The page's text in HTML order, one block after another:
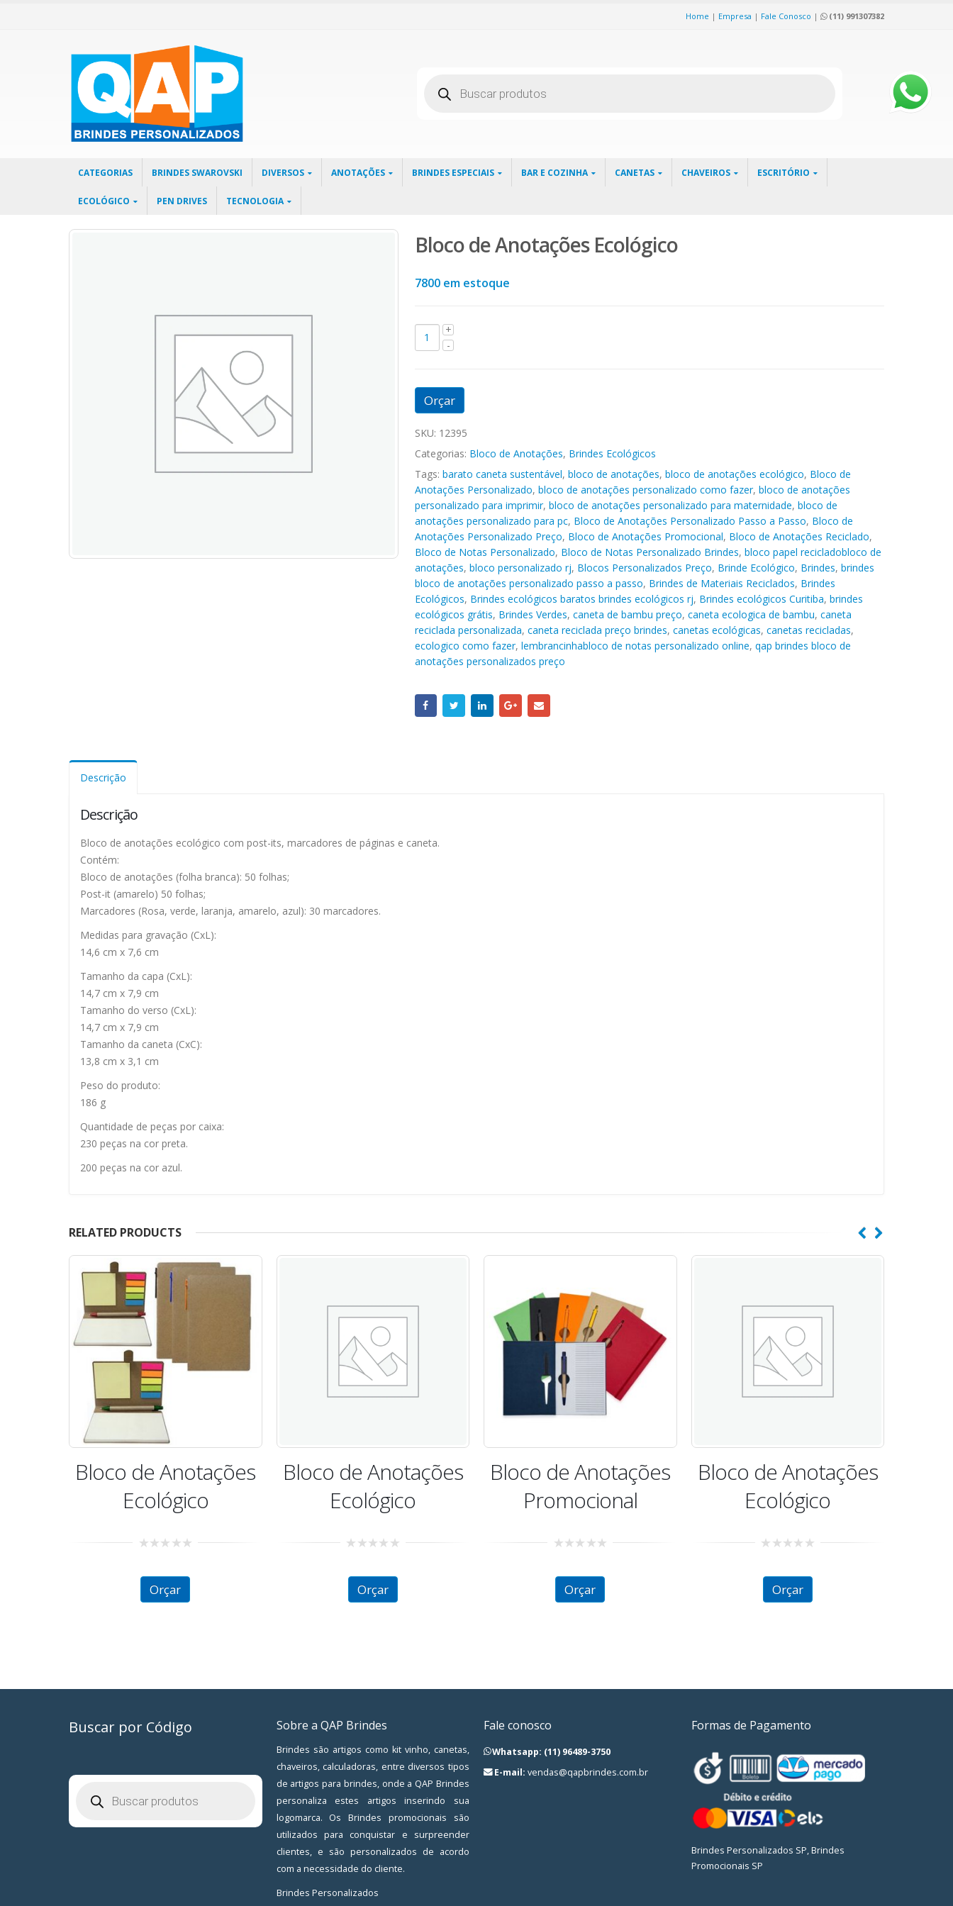
Home | Empresa | Fale Conosco | (11) 991307382
produtos
CATEGORIAS BRINDES SWAROVSKI DIVERSOS ANOTAÇÕES BRINDES ESPECIAIS BAR E COZINHA CANETAS CHAVEIROS ESCRITÓRIO
ECOLÓGICO PEN DRIVES TECNOLOGIA
Bloco de Anotações Ecológico
7800 em estoque
Orçar
SKU: 12395
Categorias: Bloco de Anotações, Brindes Ecológicos
Tags: barato caneta sustentável, bloco de anotações, bloco de anotações ecológico, Bloco de
Anotações Personalizado, bloco de anotações personalizado como fazer, bloco de anotações
personalizado para imprimir, bloco de anotações personalizado para maternidade, bloco de
anotações personalizado para pc, Bloco de Anotações Personalizado Passo a Passo, Bloco de
Anotações Personalizado Preço, Bloco de Anotações Promocional, Bloco de Anotações Reciclado,
Bloco de Notas Personalizado, Bloco de Notas Personalizado Brindes, bloco papel recicladobloco de
anotações, bloco personalizado rj, Blocos Personalizados Preço, Brinde Ecológico, Brindes, brindes
bloco de anotações personalizado passo a passo, Brindes de Materiais Reciclados, Brindes
Ecológicos, Brindes ecológicos baratos brindes ecológicos rj, Brindes ecológicos Curitiba, brindes
ecológicos grátis, Brindes Verdes, caneta de bambu preço, caneta ecologica de bambu, caneta
reciclada personalizada, caneta reciclada preço brindes, canetas ecológicas, canetas recicladas,
ecologico como fazer, lembrancinhabloco de notas personalizado online, qap brindes bloco de
anotações personalizados preço
Descrição
Descrição
Bloco de anotações ecológico com post-its, marcadores de páginas e caneta.
Contém:
Bloco de anotações (folha branca): 50 folhas;
Post-it (amarelo) 50 folhas;
Marcadores (Rosa, verde, laranja, amarelo, azul): 30 marcadores.
Medidas para gravação (CxL):
14,6 cm x 7,6 cm
Tamanho da capa (CxL):
14,7 cm x 7,9 cm
Tamanho do verso (CxL):
14,7 cm x 7,9 cm
Tamanho da caneta (CxC):
13,8 cm x 3,1 cm
Peso do produto:
186 g
Quantidade de peças por caixa:
230 peças na cor preta.
200 peças na cor azul.
RELATED PRODUCTS
Bloco de Anotações
Ecológico
of
Orçar
Bloco de Anotações
Promocional
of
Orçar
Bloco de Anotações
Ecológico
of
Orçar
Bloco de Anotações
Ecológico
of
Orçar
Buscar por Código
produtos
Sobre a QAP Brindes
Brindes são artigos como kit vinho, canetas,
chaveiros, calculadoras, entre diversos tipos
de artigos para brindes, onde a QAP Brindes
personaliza estes artigos inserindo sua
logomarca. Os Brindes promocionais são
utilizados para conquistar e surpreender
clientes, e são personalizados de acordo
com a necessidade do cliente.
Brindes Personalizados
Fale conosco
Whatsapp: (11) 96489-3750
E-mail: vendas@qapbrindes.com.br
Formas de Pagamento
Brindes Personalizados SP, Brindes
Promocionais SP